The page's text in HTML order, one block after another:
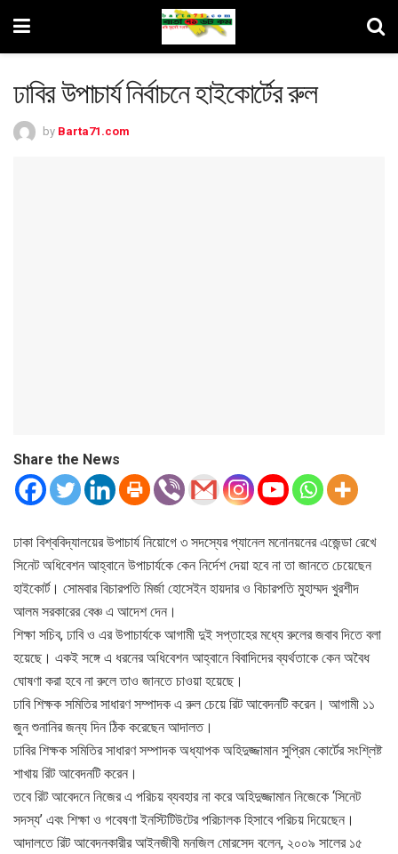
ঢাবির উপাচার্য নির্বাচনে হাইকোর্টের রুল
by Barta71.com
Share the News
ঢাকা বিশ্ববিদ্যালয়ের উপাচার্য নিয়োগে ৩ সদস্যের প্যানেল মনোনয়নের এজেন্ডা রেখে
সিনেট অধিবেশন আহ্বানে উপাচার্যকে কেন নির্দেশ দেয়া হবে না তা জানতে চেয়েছেন
হাইকোর্ট। সোমবার বিচারপতি মির্জা হোসেইন হায়দার ও বিচারপতি মুহাম্মদ খুরশীদ
আলম সরকারের বেঞ্চ এ আদেশ দেন।
শিক্ষা সচিব, ঢাবি ও এর উপাচার্যকে আগামী দুই সপ্তাহের মধ্যে রুলের জবাব দিতে বলা
হয়েছে। একই সঙ্গে এ ধরনের অধিবেশন আহ্বানে বিবাদিদের ব্যর্থতাকে কেন অবৈধ
ঘোষণা করা হবে না রুলে তাও জানতে চাওয়া হয়েছে।
ঢাবি শিক্ষক সমিতির সাধারণ সম্পাদক এ রুল চেয়ে রিট আবেদনটি করেন। আগামী ১১
জুন শুনানির জন্য দিন ঠিক করেছেন আদালত।
ঢাবির শিক্ষক সমিতির সাধারণ সম্পাদক অধ্যাপক অহিদুজ্জামান সুপ্রিম কোর্টের সংশ্লিষ্ট
শাখায় রিট আবেদনটি করেন।
তবে রিট আবেদনে নিজের এ পরিচয় ব্যবহার না করে অহিদুজ্জামান নিজেকে ‘সিনেট
সদস্য’ এবং শিক্ষা ও গবেষণা ইনস্টিটিউটের পরিচালক হিসাবে পরিচয় দিয়েছেন।
আদালতে রিট আবেদনকারীর আইনজীবী মনজিল মোরসেদ বলেন, ২০০৯ সালের ১৫